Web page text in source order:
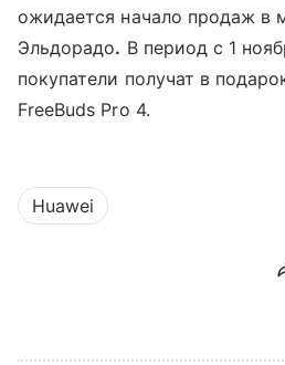
ожидается начало продаж в
Эльдорадо. В период с 1
покупатели получат в
FreeBuds Pro 4.
Huawei